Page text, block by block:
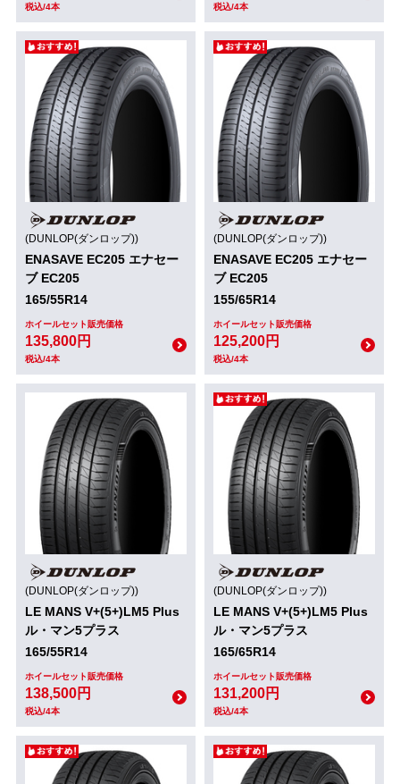
税込/4本 税込/4本
(DUNLOP(ダンロップ))
ENASAVE EC205 エナセー
ブ EC205
165/55R14
ホイールセット販売価格
135,800円
税込/4本
(DUNLOP(ダンロップ))
ENASAVE EC205 エナセー
ブ EC205
155/65R14
ホイールセット販売価格
125,200円
税込/4本
(DUNLOP(ダンロップ))
LE MANS V+(5+)LM5 Plus
ル・マン5プラス
165/55R14
ホイールセット販売価格
138,500円
税込/4本
(DUNLOP(ダンロップ))
LE MANS V+(5+)LM5 Plus
ル・マン5プラス
165/65R14
ホイールセット販売価格
131,200円
税込/4本